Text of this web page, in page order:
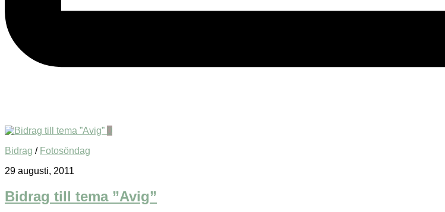
0
Bidrag / Fotosöndag
29 augusti, 2011
Bidrag till tema ”Avig”